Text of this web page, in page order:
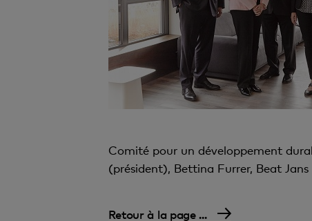
Comité pour un développement
(président), Bettina Furrer, Beat Jans
Retour à la page ...